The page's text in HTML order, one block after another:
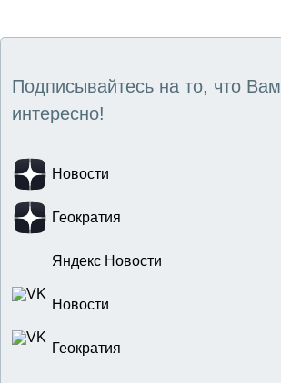
Подписывайтесь на то, что Вам
интересно!
Новости
Геократия
Яндекс Новости
Новости
Геократия